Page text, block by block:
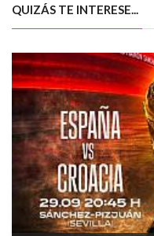
QUIZÁS TE INTERESE...